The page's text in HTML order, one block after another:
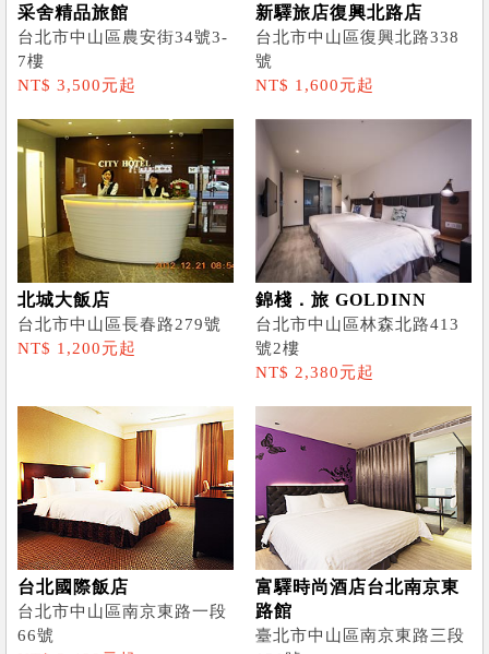
采舍精品旅館
台北市中山區農安街34號3-
7樓
NT$ 3,500元起
新驛旅店復興北路店
台北市中山區復興北路338
號
NT$ 1,600元起
北城大飯店
台北市中山區長春路279號
NT$ 1,200元起
錦棧．旅 GOLDINN
台北市中山區林森北路413
號2樓
NT$ 2,380元起
台北國際飯店
台北市中山區南京東路一段
66號
富驛時尚酒店台北南京東
路館
臺北市中山區南京東路三段